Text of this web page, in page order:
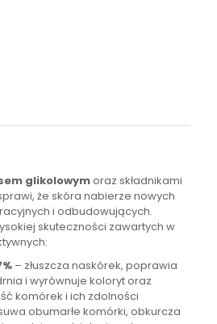
glikolowymoraz składnikami
że skóra nabierze nowych
i odbudowujących.
skuteczności zawartych w
– złuszcza naskórek, poprawia
i wyrównuje koloryt oraz
komórek i ich zdolności
obumarłe komórki, obkurcza